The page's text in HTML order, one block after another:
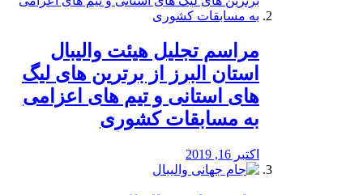
مراسم تجلیل هیئت والیبال
استان البرز از برترین های لیگ
های استانی و تیم های اعزامی
به مسابقات کشوری
اکتبر 16, 2019